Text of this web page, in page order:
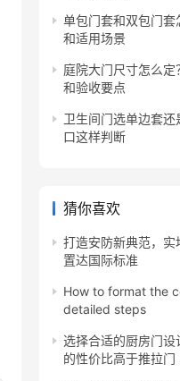
单包门套和双包门
和适用场景
庭院大门尺寸怎么
和验收要点
卫生间门选单边套
口这样判断
猜你喜欢
打造安防新典范，
置达国际标准
How to format the
detailed steps
选择合适的厨房门
的性价比高于推拉门